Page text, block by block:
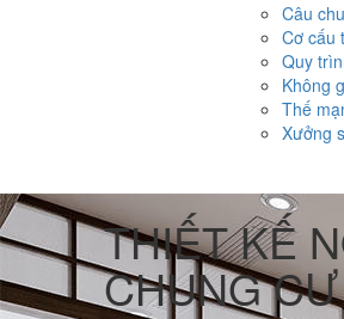
Câu
Cơ cấu
Quy
Không
Thế
Xưởng
THIẾT KẾ
CHUNG